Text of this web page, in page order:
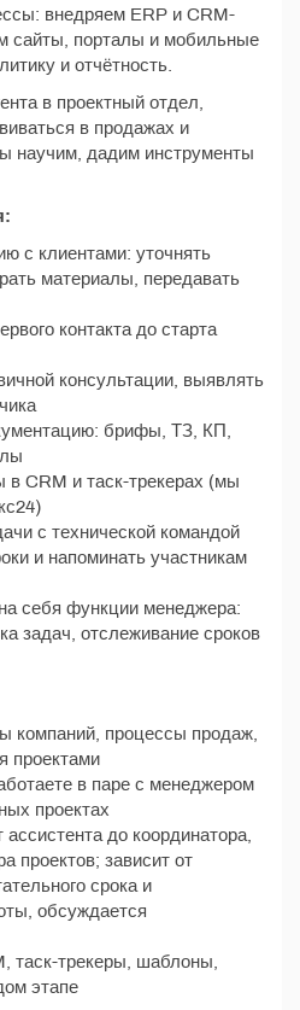
внедряем ERP и CRM-
сайты, порталы и мобильные
и отчётность.
в проектный отдел,
в продажах и
научим, дадим инструменты
с клиентами: уточнять
материалы, передавать
контакта до старта
консультации, выявлять
брифы, ТЗ, КП,
в CRM и таск-трекерах (мы
с технической командой
и напоминать участникам
себя функции менеджера:
задач, отслеживание сроков
компаний, процессы продаж,
проектами
в паре с менеджером
проектах
до координатора,
проектов; зависит от
срока и
обсуждается
таск-трекеры, шаблоны,
этапе